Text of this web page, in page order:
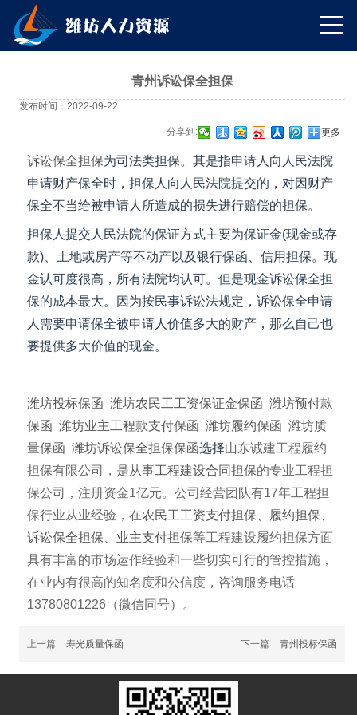
青州诉讼保全担保
发布时间：2022-09-22
分享到: 更多
诉讼保全担保为司法类担保。其是指申请人向人民法院
申请财产保全时，担保人向人民法院提交的，对因财产
保全不当给被申请人所造成的损失进行赔偿的担保。
担保人提交人民法院的保证方式主要为保证金(现金或存
款)、土地或房产等不动产以及银行保函、信用担保。现
金认可度很高，所有法院均认可。但是现金诉讼保全担
保的成本最大。因为按民事诉讼法规定，诉讼保全申请
人需要申请保全被申请人价值多大的财产，那么自己也
要提供多大价值的现金。
潍坊投标保函 潍坊农民工工资保证金保函 潍坊预付款
保函 潍坊业主工程款支付保函 潍坊履约保函 潍坊质
量保函 潍坊诉讼保全担保保函选择山东诚建工程履约
担保有限公司，是从事工程建设合同担保的专业工程担
保公司，注册资金1亿元。公司经营团队有17年工程担
保行业从业经验，在农民工工资支付担保 履约担保
诉讼保全担保
业主支付担保等工程建设履约担保方面
具有丰富的市场运作经验和一些切实可行的管控措施，
在业内有很高的知名度和公信度，咨询服务电话
13780801226（微信同号）。
上一篇 寿光质量保函 下一篇 青州投标保函